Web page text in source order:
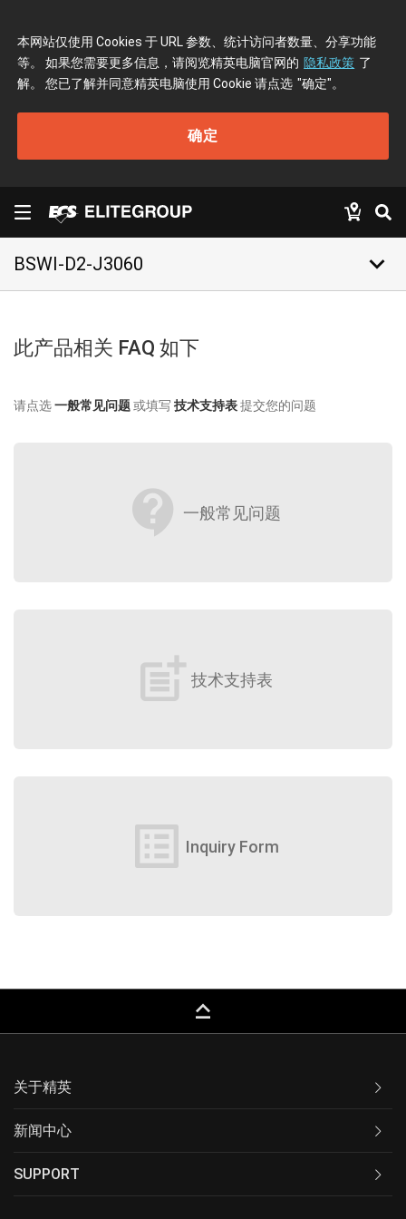
本网站仅使用 Cookies 于 URL 参数、统计访问者数量、分享功能
等。 如果您需要更多信息，请阅览精英电脑官网的 隐私政策 了
解。 您已了解并同意精英电脑使用 Cookie 请点选 "确定"。
确定
BSWI-D2-J3060 keyboard_arrow_down
此产品相关 FAQ 如下
请点选一般常见问题或填写 技术支持表提交您的问题
contact_support 一般常见问题
post_add 技术支持表
list_alt Inquiry Form
keyboard_capslock
关于精英
新闻中心
SUPPORT